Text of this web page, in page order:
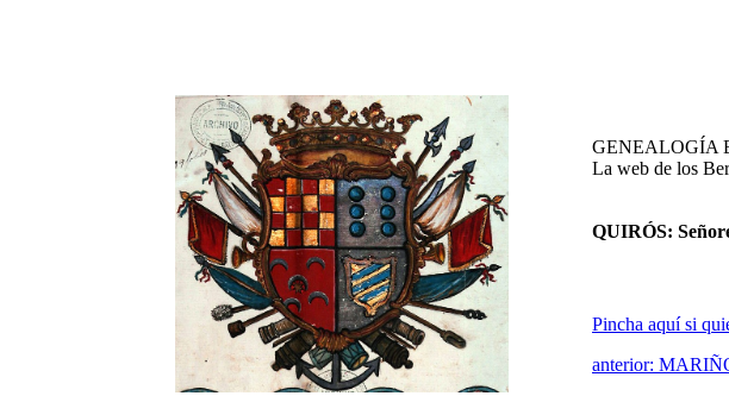
GENEALOGÍA
La web de los
QUIRÓS:
Pincha aquí si
anterior: